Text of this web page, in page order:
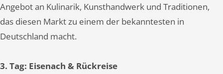
Angebot an Kulinarik, Kunsthandwerk und Traditionen,
das diesen Markt zu einem der bekanntesten in
Deutschland macht.
3. Tag: Eisenach & Rückreise